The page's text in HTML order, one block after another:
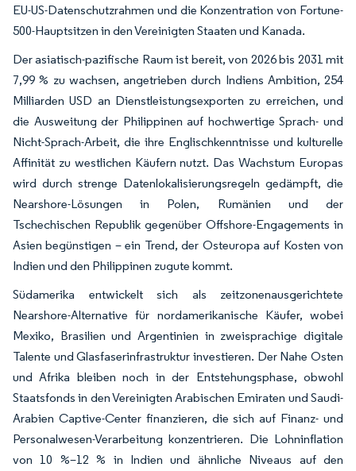
EU-US-Datenschutzrahmen und die Konzentration von Fortune-
500-Hauptsitzen in den Vereinigten Staaten und Kanada.
Der asiatisch-pazifische Raum ist bereit, von 2026 bis 2031 mit
7,99 % zu wachsen, angetrieben durch Indiens Ambition, 254
Milliarden USD an Dienstleistungsexporten zu erreichen, und
die Ausweitung der Philippinen auf hochwertige Sprach- und
Nicht-Sprach-Arbeit, die ihre Englischkenntnisse und kulturelle
Affinität zu westlichen Käufern nutzt. Das Wachstum Europas
wird durch strenge Datenlokalisierungsregeln gedämpft, die
Nearshore-Lösungen in Polen, Rumänien und der
Tschechischen Republik gegenüber Offshore-Engagements in
Asien begünstigen – ein Trend, der Osteuropa auf Kosten von
Indien und den Philippinen zugute kommt.
Südamerika entwickelt sich als zeitzonenausgerichtete
Nearshore-Alternative für nordamerikanische Käufer, wobei
Mexiko, Brasilien und Argentinien in zweisprachige digitale
Talente und Glasfaserinfrastruktur investieren. Der Nahe Osten
und Afrika bleiben noch in der Entstehungsphase, obwohl
Staatsfonds in den Vereinigten Arabischen Emiraten und Saudi-
Arabien Captive-Center finanzieren, die sich auf Finanz- und
Personalwesen-Verarbeitung konzentrieren. Die Lohninflation
von 10 %–12 % in Indien und ähnliche Niveaus auf den